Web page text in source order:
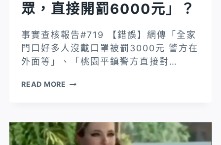
眾，直接開罰6000元」？
事實查核報告#719 【錯誤】網傳「全家
門口好多人沒戴口罩被罰3000元 警方在
外面等」、「桃園平鎮警方直接對…
READ MORE 【錯
傳
「全